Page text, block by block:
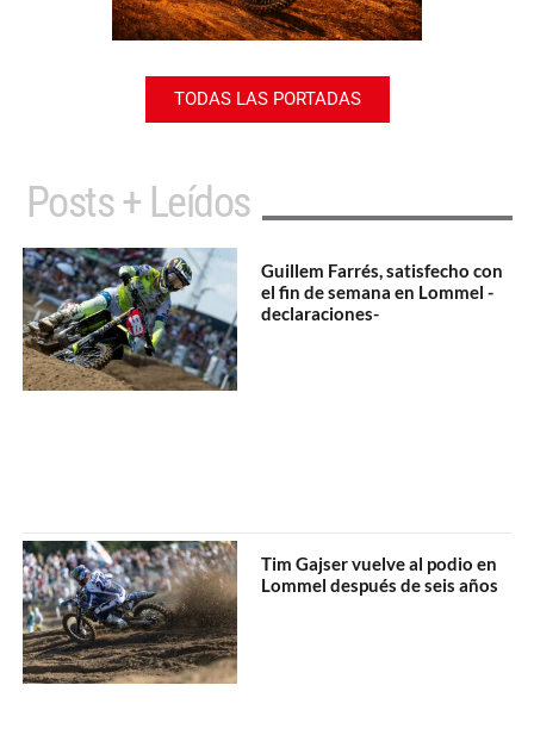
TODAS LAS PORTADAS
Posts + Leídos
Guillem Farrés, satisfecho con
el fin de semana en Lommel -
declaraciones-
Tim Gajser vuelve al podio en
Lommel después de seis años